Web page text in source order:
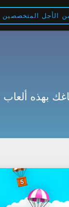
الأجل المتخصصين
ألعاب